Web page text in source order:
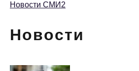
Новости СМИ2
Новости